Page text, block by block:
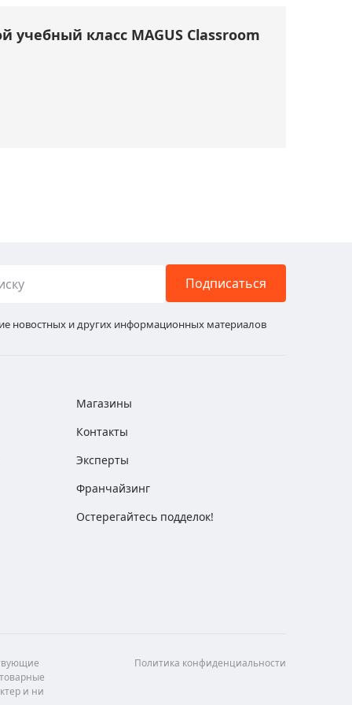
учебный класс MAGUS Classroom
Подписаться
новостных и других информационных материалов
Магазины
Контакты
Эксперты
Франчайзинг
Остерегайтесь подделок!
и ни
Политика конфиденциальности